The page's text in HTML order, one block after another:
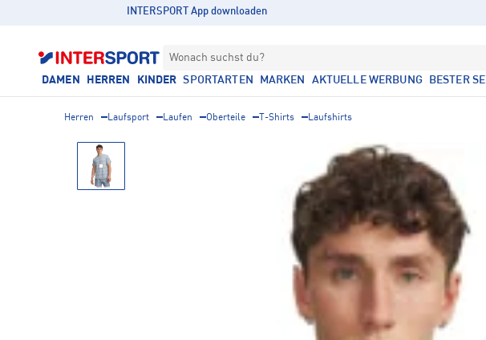
INTERSPORT App downloaden
Wonach suchst du?
DAMEN HERREN KINDER SPORTARTEN MARKEN AKTUELLE WERBUNG BESTER
Herren Laufsport Laufen Oberteile T-Shirts Laufshirts